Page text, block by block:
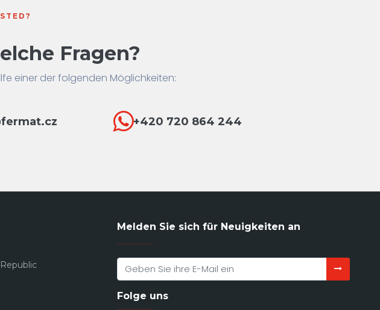
Fragen?
einer der folgenden Möglichkeiten:
+420 720 864 244
Melden Sie sich für Neuigkeiten an
Folge uns